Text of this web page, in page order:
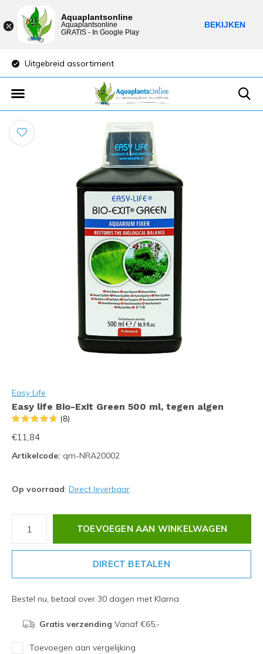
Uitgebreid assortiment
Easy Life
Easy life Bio-Exit Green 500 ml, tegen algen
(8)
€11,84
Artikelcode: qm-NRA20002
Op voorraad: Direct leverbaar
TOEVOEGEN AAN WINKELWAGEN
DIRECT BETALEN
Bestel nu, betaal over 30 dagen met Klarna
Gratis verzending Vanaf €65,-
Toevoegen aan vergelijking
Aquaplantsonline
Aquaplantsonline
GRATIS - In Google Play
BEKIJKEN